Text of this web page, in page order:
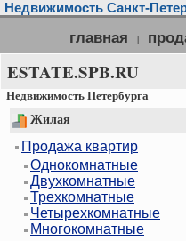
Недвижимость Санкт-
главная |
ESTATE.SPB.RU
Недвижимость Петербурга
Жилая
Продажа квартир
Однокомнатные
Двухкомнатные
Трехкомнатные
Четырехкомнатные
Многокомнатные